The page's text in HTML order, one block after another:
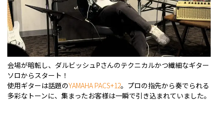
会場が暗転し、ダルビッシュPさんのテクニカルかつ繊細なギター
ソロからスタート！
使用ギターは話題のYAMAHA PACS+12。プロの指先から奏でられる
多彩なトーンに、集まったお客様は一瞬で引き込まれていました。